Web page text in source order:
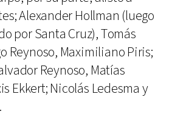
Alexander Hollman (luego
por Santa Cruz), Tomás
Reynoso, Maximiliano Piris;
Reynoso, Matías
Ekkert; Nicolás Ledesma y